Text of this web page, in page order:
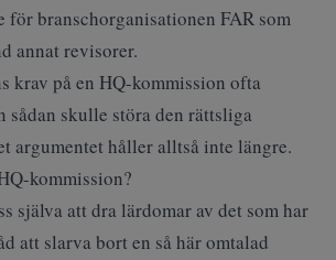
för branschorganisationen FAR som
annat revisorer.
krav på en HQ-kommission ofta
sådan skulle störa den rättsliga
argumentet håller alltså inte längre.
kommission?
själva att dra lärdomar av det som har
att slarva bort en så här omtalad